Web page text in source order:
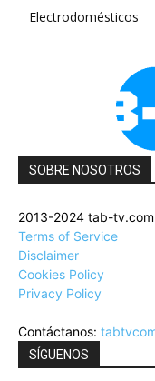
Electrodomésticos
SOBRE NOSOTROS
2013-2024 tab-tv.com
Terms of Service
Disclaimer
Cookies Policy
Privacy Policy
Contáctanos:
SÍGUENOS